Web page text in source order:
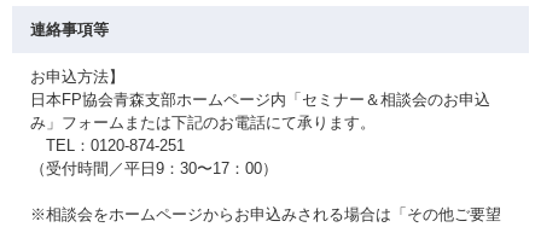
連絡事項等
お申込方法】
日本FP協会青森支部ホームページ内「セミナー＆相談会のお申込
み」フォームまたは下記のお電話にて承ります。
TEL：0120-874-251
（受付時間／平日9：30〜17：00）
※相談会をホームページからお申込みされる場合は「その他ご要望